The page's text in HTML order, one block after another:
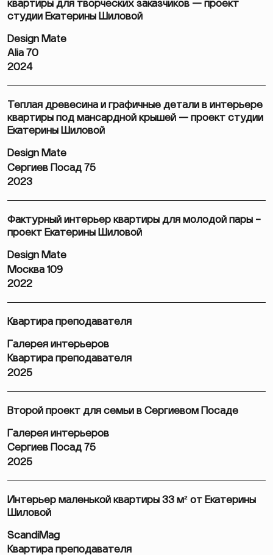
квартиры для творческих заказчиков — проект
студии Екатерины Шиловой
Design Mate
Alia 70
2024
Теплая древесина и графичные детали в интерьере
квартиры под мансардной крышей — проект студии
Екатерины Шиловой
Design Mate
Сергиев Посад 75
2023
Фактурный интерьер квартиры для молодой пары –
проект Екатерины Шиловой
Design Mate
Москва 109
2022
Квартира преподавателя
Галерея интерьеров
Квартира преподавателя
2025
Второй проект для семьи в Сергиевом Посаде
Галерея интерьеров
Сергиев Посад 75
2025
Интерьер маленькой квартиры 33 м² от Екатерины
Шиловой
ScandiMag
Квартира преподавателя